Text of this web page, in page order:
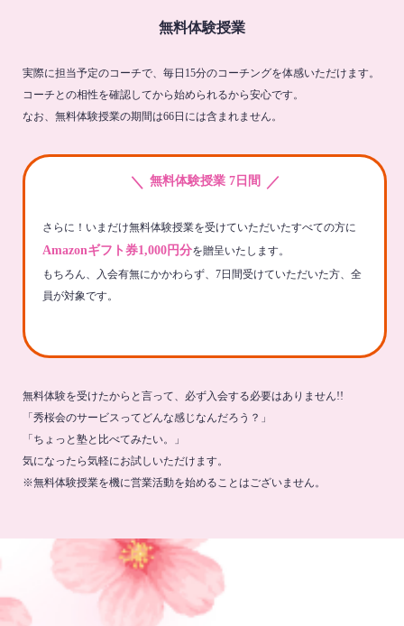
無料体験授業
実際に担当予定のコーチで、毎日15分のコーチングを体感いただけます。
コーチとの相性を確認してから始められるから安心です。
なお、無料体験授業の期間は66日には含まれません。
＼ 無料体験授業 7日間 ／
さらに！いまだけ無料体験授業を受けていただいたすべての方に
Amazonギフト券1,000円分を贈呈いたします。
もちろん、入会有無にかかわらず、7日間受けていただいた方、全
員が対象です。
無料体験を受けたからと言って、必ず入会する必要はありません!!
「秀桜会のサービスってどんな感じなんだろう？」
「ちょっと塾と比べてみたい。」
気になったら気軽にお試しいただけます。
※無料体験授業を機に営業活動を始めることはございません。